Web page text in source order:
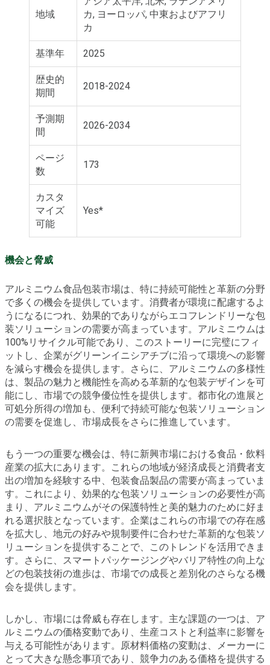
地域
カ, ヨーロッパ, 中東およびアフリ
カ
基準年 2025
歴史的
期間
2018-2024
予測期
間
2026-2034
ページ
数
173
カスタ
マイズ
可能
Yes*
機会と脅威
アルミニウム食品包装市場は、特に持続可能性と革新の分野
で多くの機会を提供しています。消費者が環境に配慮するよ
うになるにつれ、効果的でありながらエコフレンドリーな包
装ソリューションの需要が高まっています。アルミニウムは
100%リサイクル可能であり、このストーリーに完璧にフィ
ットし、企業がグリーンイニシアチブに沿って環境への影響
を減らす機会を提供します。さらに、アルミニウムの多様性
は、製品の魅力と機能性を高める革新的な包装デザインを可
能にし、市場での競争優位性を提供します。都市化の進展と
可処分所得の増加も、便利で持続可能な包装ソリューション
の需要を促進し、市場成長をさらに推進しています。
もう一つの重要な機会は、特に新興市場における食品・飲料
産業の拡大にあります。これらの地域が経済成長と消費者支
出の増加を経験する中、包装食品製品の需要が高まっていま
す。これにより、効果的な包装ソリューションの必要性が高
まり、アルミニウムがその保護特性と美的魅力のために好ま
れる選択肢となっています。企業はこれらの市場での存在感
を拡大し、地元の好みや規制要件に合わせた革新的な包装ソ
リューションを提供することで、このトレンドを活用できま
す。さらに、スマートパッケージングやバリア特性の向上な
どの包装技術の進歩は、市場での成長と差別化のさらなる機
会を提供します。
しかし、市場には脅威も存在します。主な課題の一つは、ア
ルミニウムの価格変動であり、生産コストと利益率に影響を
与える可能性があります。原材料価格の変動は、メーカーに
とって大きな懸念事項であり、競争力のある価格を提供する